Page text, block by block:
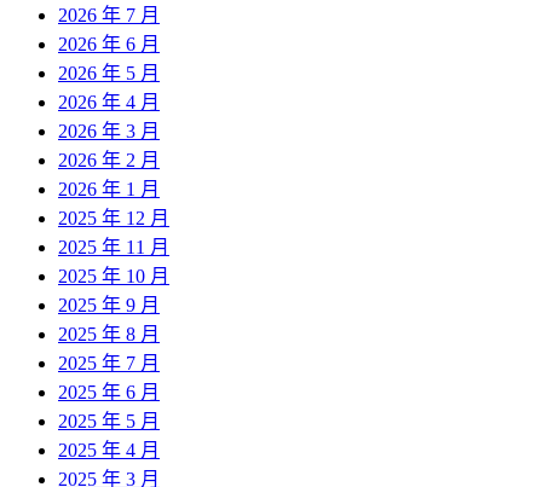
2026 年 7 月
2026 年 6 月
2026 年 5 月
2026 年 4 月
2026 年 3 月
2026 年 2 月
2026 年 1 月
2025 年 12 月
2025 年 11 月
2025 年 10 月
2025 年 9 月
2025 年 8 月
2025 年 7 月
2025 年 6 月
2025 年 5 月
2025 年 4 月
2025 年 3 月